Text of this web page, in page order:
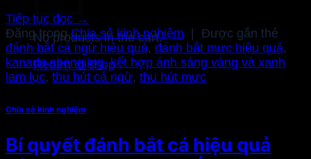
No products in the cart.
Return to shop
Tiếp tục đọc →
Đăng trongChia sẻ kinh nghiệm | Được gắn thẻ
đánh bắt cá ngừ hiệu quả, đánh bắt mực hiệu quả,
kanada shengjing,kết hợp ánh sáng vàng và xanh
lam lục, thu hút cá ngừ, thu hút mực
Chia sẻ kinh nghiệm
Bí quyết đánh bắt cá hiệu quả